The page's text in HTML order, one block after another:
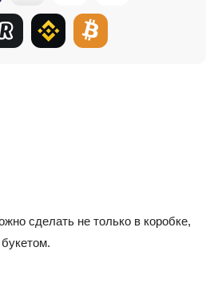
сделать не только в коробке,